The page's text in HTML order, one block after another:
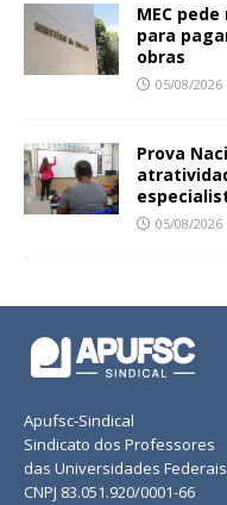
MEC
para
obras
05/08/2026
Prova
05/08/2026
Apufsc-Sindical
Sindicato dos Professores
das Universidades
CNPJ 83.051.920/0001-66